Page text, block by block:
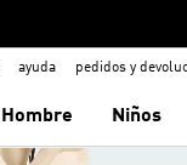
ayuda pedidos y
Hombre Niños